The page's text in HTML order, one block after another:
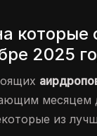
которые
2025
месяцем
из